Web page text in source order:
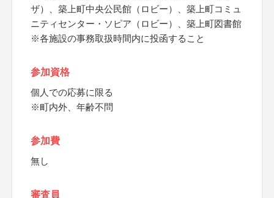
ザ）、築上町中央公民館（ロビー）、築上町コミュ
ニティセンター・ソピア（ロビー）、築上町図書館
※各施設の事務取扱時間内に投函すること
参加資格
個人での応募に限る
※町内外、年齢不問
参加費
無し
審査員